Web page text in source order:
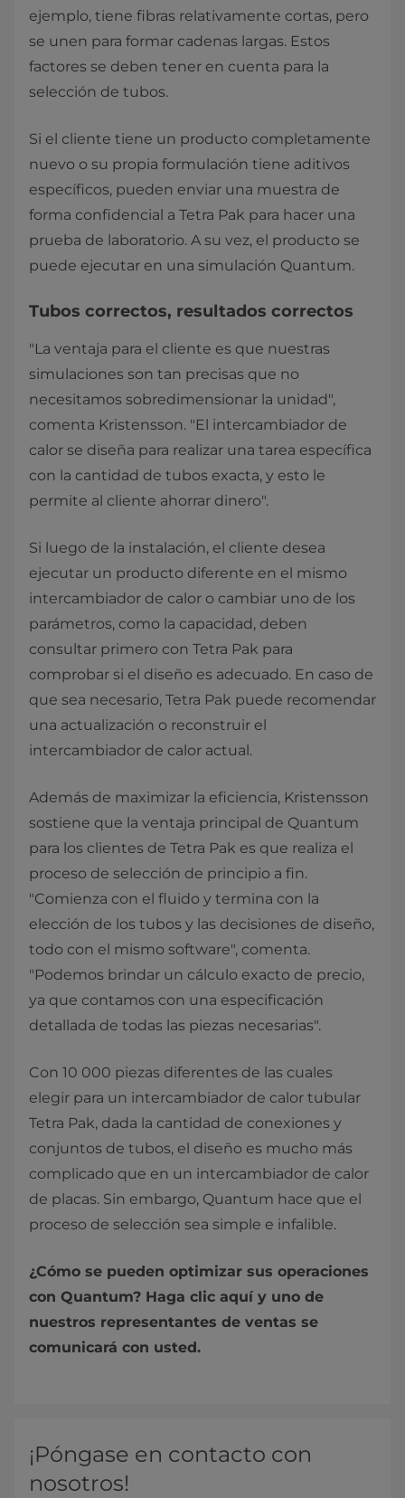
ejemplo, tiene fibras relativamente cortas, pero
se unen para formar cadenas largas. Estos
factores se deben tener en cuenta para la
selección de tubos.
Si el cliente tiene un producto completamente
nuevo o su propia formulación tiene aditivos
específicos, pueden enviar una muestra de
forma confidencial a Tetra Pak para hacer una
prueba de laboratorio. A su vez, el producto se
puede ejecutar en una simulación Quantum.
Tubos correctos, resultados correctos
"La ventaja para el cliente es que nuestras
simulaciones son tan precisas que no
necesitamos sobredimensionar la unidad",
comenta Kristensson. "El intercambiador de
calor se diseña para realizar una tarea específica
con la cantidad de tubos exacta, y esto le
permite al cliente ahorrar dinero".
Si luego de la instalación, el cliente desea
ejecutar un producto diferente en el mismo
intercambiador de calor o cambiar uno de los
parámetros, como la capacidad, deben
consultar primero con Tetra Pak para
comprobar si el diseño es adecuado. En caso de
que sea necesario, Tetra Pak puede recomendar
una actualización o reconstruir el
intercambiador de calor actual.
Además de maximizar la eficiencia, Kristensson
sostiene que la ventaja principal de Quantum
para los clientes de Tetra Pak es que realiza el
proceso de selección de principio a fin.
"Comienza con el fluido y termina con la
elección de los tubos y las decisiones de diseño,
todo con el mismo software", comenta.
"Podemos brindar un cálculo exacto de precio,
ya que contamos con una especificación
detallada de todas las piezas necesarias".
Con 10 000 piezas diferentes de las cuales
elegir para un intercambiador de calor tubular
Tetra Pak, dada la cantidad de conexiones y
conjuntos de tubos, el diseño es mucho más
complicado que en un intercambiador de calor
de placas. Sin embargo, Quantum hace que el
proceso de selección sea simple e infalible.
¿Cómo se pueden optimizar sus operaciones
con Quantum? Haga clic aquí y uno de
nuestros representantes de ventas se
comunicará con usted.
¡Póngase en contacto con
nosotros!